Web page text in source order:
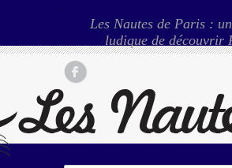
Les Nautes de Paris :
ludique de découvrir